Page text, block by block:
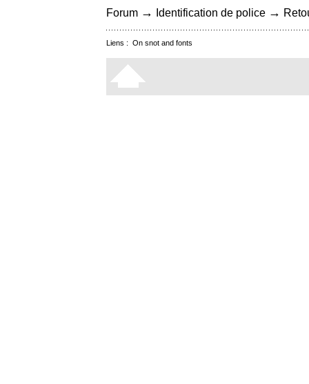
Forum → Identification de police →
Liens : On snot and fonts